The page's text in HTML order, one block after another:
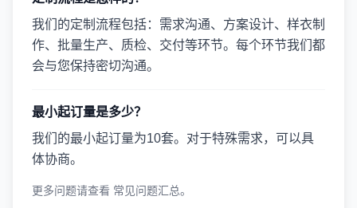
我们的定制流程包括：需求沟通、方案设计、样衣制
作、批量生产、质检、交付等环节。每个环节我们都
会与您保持密切沟通。
最小起订量是多少？
我们的最小起订量为10套。对于特殊需求，可以具
体协商。
更多问题请查看 常见问题汇总。